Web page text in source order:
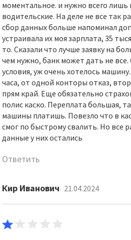
моментальное. и нужно всего лишь
водительские. На деле не все так
сбор данных больше напоминал
устраивала их моя зарплата, 35
то. Сказали что лучше заявку на
чем нужно, банк может дать не все.
условия, уж очень хотелось
часа, от одной конторы отказ,
прям край. Еще обязательно
полис каско. Переплата большая,
машины платишь. Повезло что в
смог по быстрому свалить. Но все
данные у них остались
Ответить
Кир Иванович 21.04.2024